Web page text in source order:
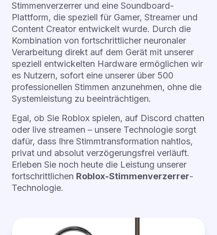
Stimmenverzerrer und eine Soundboard-
Plattform, die speziell für Gamer, Streamer und
Content Creator entwickelt wurde. Durch die
Kombination von fortschrittlicher neuronaler
Verarbeitung direkt auf dem Gerät mit unserer
speziell entwickelten Hardware ermöglichen wir
es Nutzern, sofort eine unserer über 500
professionellen Stimmen anzunehmen, ohne die
Systemleistung zu beeinträchtigen.
Egal, ob Sie Roblox spielen, auf Discord chatten
oder live streamen – unsere Technologie sorgt
dafür, dass Ihre Stimmtransformation nahtlos,
privat und absolut verzögerungsfrei verläuft.
Erleben Sie noch heute die Leistung unserer
fortschrittlichen Roblox-Stimmenverzerrer-
Technologie.